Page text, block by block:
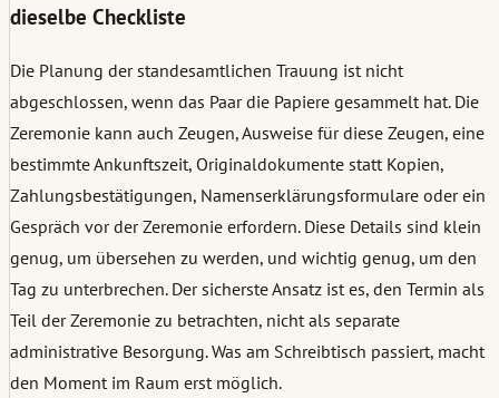
dieselbe Checkliste
Die Planung der standesamtlichen Trauung ist nicht
abgeschlossen, wenn das Paar die Papiere gesammelt hat. Die
Zeremonie kann auch Zeugen, Ausweise für diese Zeugen, eine
bestimmte Ankunftszeit, Originaldokumente statt Kopien,
Zahlungsbestätigungen, Namenserklärungsformulare oder ein
Gespräch vor der Zeremonie erfordern. Diese Details sind klein
genug, um übersehen zu werden, und wichtig genug, um den
Tag zu unterbrechen. Der sicherste Ansatz ist es, den Termin als
Teil der Zeremonie zu betrachten, nicht als separate
administrative Besorgung. Was am Schreibtisch passiert, macht
den Moment im Raum erst möglich.